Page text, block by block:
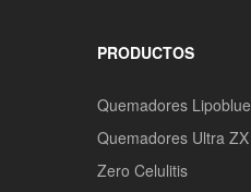
PRODUCTOS
Quemadores Lipoblue
Quemadores Ultra ZX
Zero Celulitis